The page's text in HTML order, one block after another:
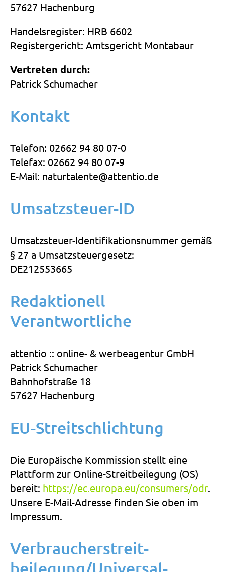
57627 Hachenburg
Handelsregister: HRB 6602
Registergericht: Amtsgericht Montabaur
Vertreten durch:
Patrick Schumacher
Kontakt
Telefon: 02662 94 80 07-0
Telefax: 02662 94 80 07-9
E-Mail: naturtalente@attentio.de
Umsatzsteuer-ID
Umsatzsteuer-Identifikationsnummer gemäß
§ 27 a Umsatzsteuergesetz:
DE212553665
Redaktionell
Verantwortliche
attentio :: online- & werbeagentur GmbH
Patrick Schumacher
Bahnhofstraße 18
57627 Hachenburg
EU-Streitschlichtung
Die Europäische Kommission stellt eine
Plattform zur Online-Streitbeilegung (OS)
bereit: https://ec.europa.eu/consumers/odr.
Unsere E-Mail-Adresse finden Sie oben im
Impressum.
Verbraucher­streit­